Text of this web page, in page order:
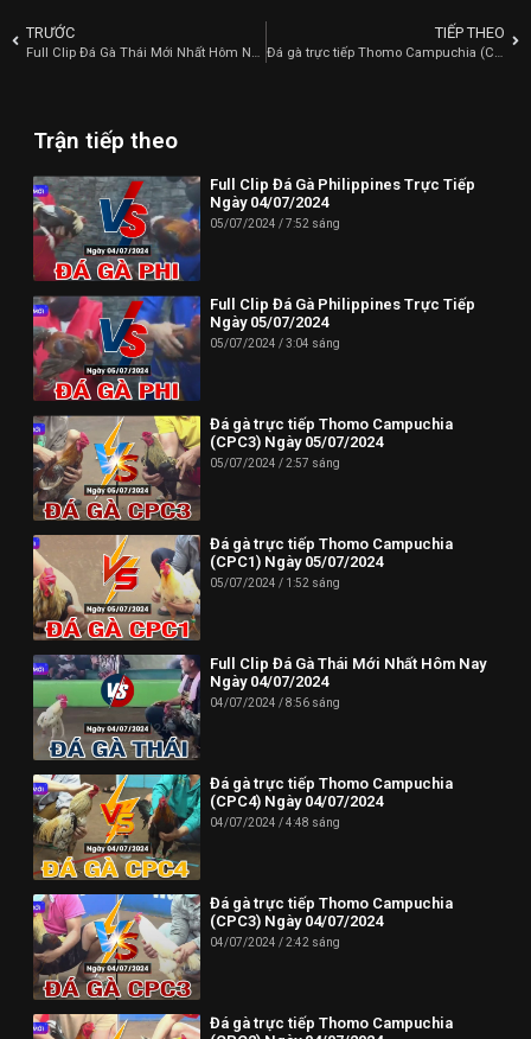
TRƯỚC
Full Clip Đá Gà Thái Mới Nhất Hôm Nay Ngày 28/06/2024
TIẾP THEO
Đá gà trực tiếp Thomo Campuchia (CPC4) Ngày 29/06/2024
Trận tiếp theo
Full Clip Đá Gà Philippines Trực Tiếp
Ngày 04/07/2024
05/07/2024 7:52 sáng
Full Clip Đá Gà Philippines Trực Tiếp
Ngày 05/07/2024
05/07/2024 3:04 sáng
Đá gà trực tiếp Thomo Campuchia
(CPC3) Ngày 05/07/2024
05/07/2024 2:57 sáng
Đá gà trực tiếp Thomo Campuchia
(CPC1) Ngày 05/07/2024
05/07/2024 1:52 sáng
Full Clip Đá Gà Thái Mới Nhất Hôm Nay
Ngày 04/07/2024
04/07/2024 8:56 sáng
Đá gà trực tiếp Thomo Campuchia
(CPC4) Ngày 04/07/2024
04/07/2024 4:48 sáng
Đá gà trực tiếp Thomo Campuchia
(CPC3) Ngày 04/07/2024
04/07/2024 2:42 sáng
Đá gà trực tiếp Thomo Campuchia